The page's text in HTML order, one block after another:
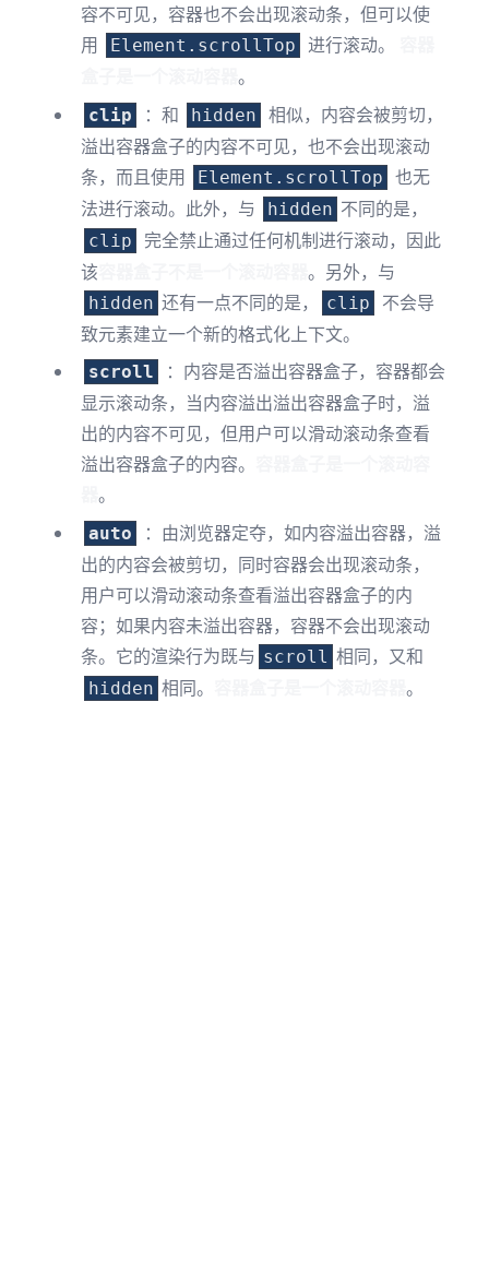
容不可见，容器也不会出现滚动条，但可以使
用
Element.scrollTop 进行滚动。
。
clip ：和 hidden
相似，内容会被剪切，
溢出容器盒子的内容不可见，也不会出现滚动
条，而且使用
Element.scrollTop
也无
法进行滚动。此外，与
hidden 不同的是，
clip
完全禁止通过任何机制进行滚动，因此
该
。另外，与
hidden 还有一点不同的是， clip
不会导
致元素建立一个新的格式化上下文。
scroll
：内容是否溢出容器盒子，容器都会
显示滚动条，当内容溢出溢出容器盒子时，溢
出的内容不可见，但用户可以滑动滚动条查看
溢出容器盒子的内容。
。
auto
：由浏览器定夺，如内容溢出容器，溢
出的内容会被剪切，同时容器会出现滚动条，
用户可以滑动滚动条查看溢出容器盒子的内
容；如果内容未溢出容器，容器不会出现滚动
条。它的渲染行为既与 scroll 相同，又和
hidden 相同。 。